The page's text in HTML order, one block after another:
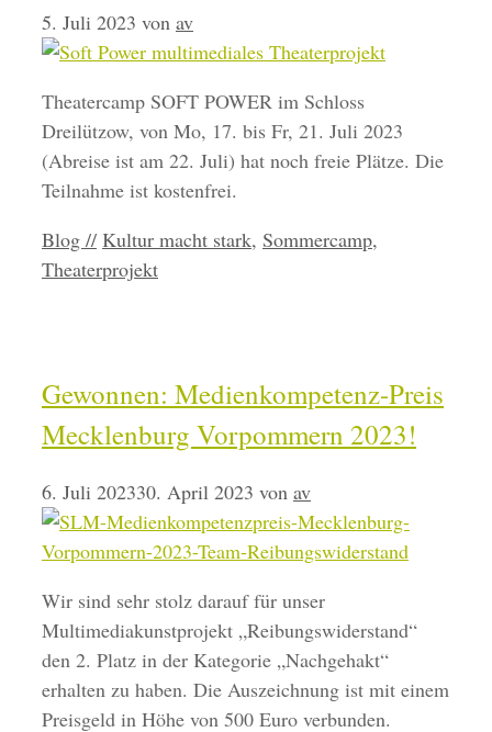
5. Juli 2023 von av
Theatercamp SOFT POWER im Schloss
Dreilützow, von Mo, 17. bis Fr, 21. Juli 2023
(Abreise ist am 22. Juli) hat noch freie Plätze. Die
Teilnahme ist kostenfrei.
Kategorien
Blog // Schlagwörter
Kultur macht stark, Sommercamp,
Theaterprojekt
Gewonnen: Medienkompetenz-Preis
Mecklenburg Vorpommern 2023!
6. Juli 202330. April 2023 von av
Wir sind sehr stolz darauf für unser
Multimediakunstprojekt „Reibungswiderstand“
den 2. Platz in der Kategorie „Nachgehakt“
erhalten zu haben. Die Auszeichnung ist mit einem
Preisgeld in Höhe von 500 Euro verbunden.